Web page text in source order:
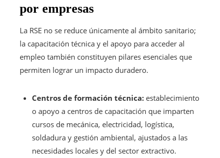
por empresas
La RSE no se reduce únicamente al ámbito sanitario;
la capacitación técnica y el apoyo para acceder al
empleo también constituyen pilares esenciales que
permiten lograr un impacto duradero.
Centros de formación técnica: establecimiento
o apoyo a centros de capacitación que imparten
cursos de mecánica, electricidad, logística,
soldadura y gestión ambiental, ajustados a las
necesidades locales y del sector extractivo.